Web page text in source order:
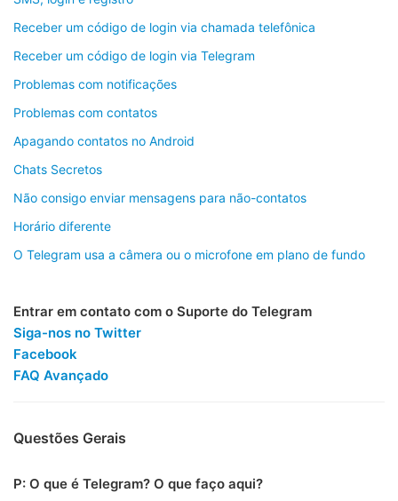
Receber um código de login via chamada telefônica
Receber um código de login via Telegram
Problemas com notificações
Problemas com contatos
Apagando contatos no Android
Chats Secretos
Não consigo enviar mensagens para não-contatos
Horário diferente
O Telegram usa a câmera ou o microfone em plano de fundo
Entrar em contato com o Suporte do Telegram
Siga-nos no Twitter
Facebook
FAQ Avançado
Questões Gerais
P: O que é Telegram? O que faço aqui?